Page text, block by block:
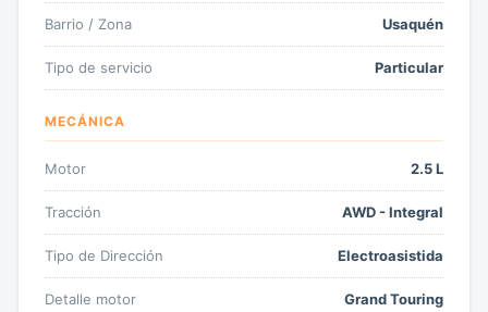
Barrio / Zona Usaquén
Tipo de servicio Particular
MECÁNICA
Motor 2.5 L
Tracción AWD - Integral
Tipo de Dirección Electroasistida
Detalle motor Grand Touring